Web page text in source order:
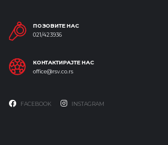
ПОЗОВИТЕ НАС
021/423936
КОНТАКТИРАЈТЕ НАС
office@rsv.co.rs
FACEBOOK INSTAGRAM